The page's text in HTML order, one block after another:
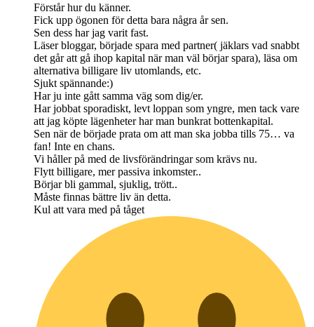
Förstår hur du känner.
Fick upp ögonen för detta bara några år sen.
Sen dess har jag varit fast.
Läser bloggar, började spara med partner( jäklars vad snabbt
det går att gå ihop kapital när man väl börjar spara), läsa om
alternativa billigare liv utomlands, etc.
Sjukt spännande:)
Har ju inte gått samma väg som dig/er.
Har jobbat sporadiskt, levt loppan som yngre, men tack vare
att jag köpte lägenheter har man bunkrat bottenkapital.
Sen när de började prata om att man ska jobba tills 75… va
fan! Inte en chans.
Vi håller på med de livsförändringar som krävs nu.
Flytt billigare, mer passiva inkomster..
Börjar bli gammal, sjuklig, trött..
Måste finnas bättre liv än detta.
Kul att vara med på tåget